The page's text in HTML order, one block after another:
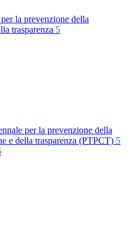
la prevenzione della
trasparenza 5
per la prevenzione della
e della trasparenza (PTPCT) 5